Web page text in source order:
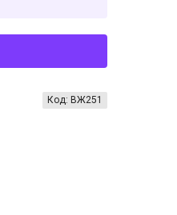
Код: ВЖ251